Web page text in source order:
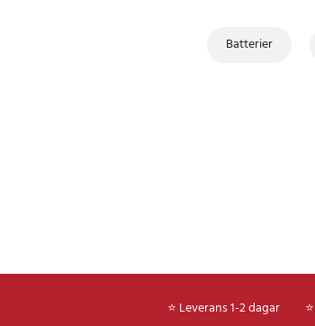
Batterier
⭐ Leverans 1-2 dagar